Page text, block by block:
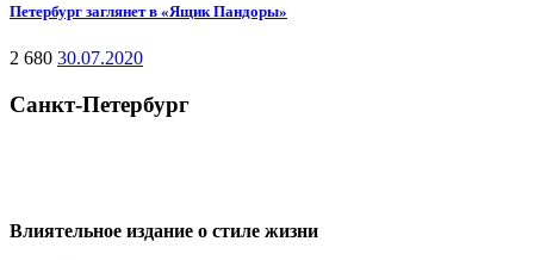
Петербург заглянет в «Ящик Пандоры»
2 680 30.07.2020
Санкт-Петербург
Влиятельное издание о стиле жизни